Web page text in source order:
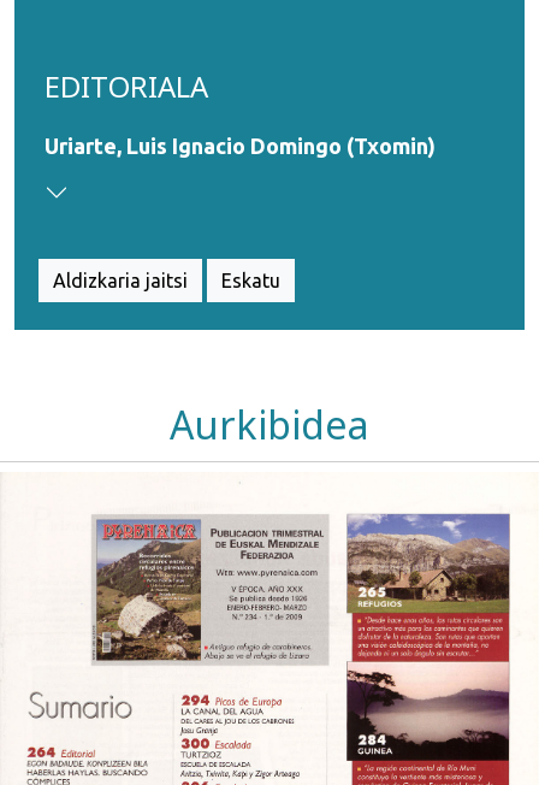
EDITORIALA
Uriarte, Luis Ignacio Domingo (Txomin)
Aldizkaria jaitsi Eskatu
Aurkibidea